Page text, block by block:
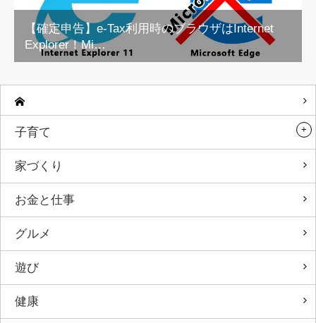
【確定申告】e-Tax利用時のブラウザはInternet
Explorer！Mi…
子育て
家づくり
お金と仕事
グルメ
遊び
健康